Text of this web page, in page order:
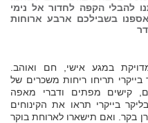
להבלי הקפה לחדור אל נימי
בשבילכם ארבע ארוחות
במגע אישי, חם ואוהב.
תריחו ריחות משכרים של
קישים מפתים ודברי מאפה
בייקרי תראו את הקינוחים
בקר. ואם תישארו לארוחת בוקר